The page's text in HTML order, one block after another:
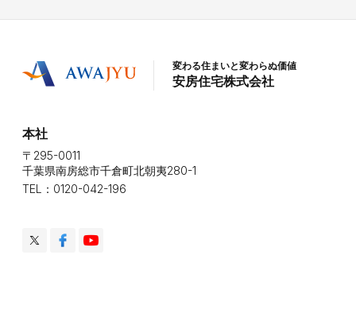
変わる住まいと変わらぬ価値
安房住宅株式会社
本社
〒295-0011
千葉県南房総市千倉町北朝夷280-1
TEL：0120-042-196